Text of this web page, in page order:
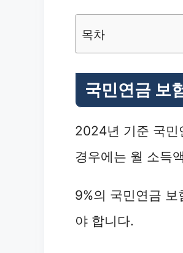
목차
국민연금 보
2024년 기준 국민
경우에는 월 소득
9%의 국민연금
야 합니다.